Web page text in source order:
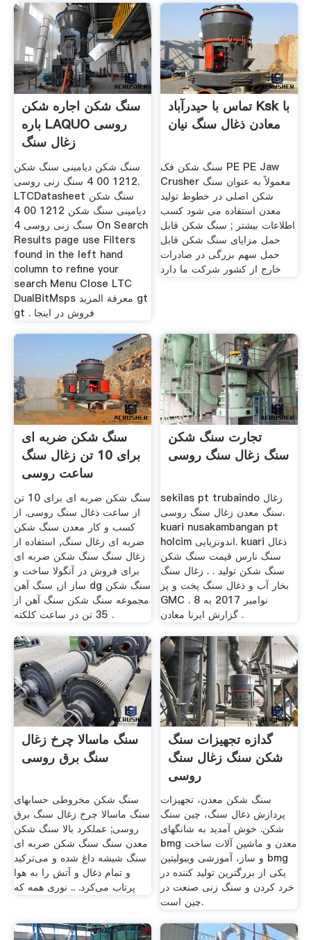
سنگ شکن اجاره شکن
باره LAQUO روسی
زغال سنگ
سنگ شکن دیامینی سنگ شکن
1212 00 4 سنگ زنی روسی.
LTCDatasheet سنگ شکن
دیامینی سنگ شکن 1212 00 4
سنگ زنی روسی 4 On Search
Results page use Filters
found in the left hand
column to refine your
search Menu Close LTC
DualBitMsps معرفة المزيد gt
gt . فروش در اینجا
تماس با حیدرآباد Ksk با
معادن ذغال سنگ نیان
سنگ شکن فک PE PE Jaw
Crusher معمولاً به عنوان سنگ
شکن اصلی در خطوط تولید
معدن استفاده می شود کسب
اطلاعات بیشتر ; سنگ شکن قابل
حمل مزایای سنگ شکن قابل
حمل سهم بزرگی در صادرات
خارج از کشور شرکت ما دارد
سنگ شکن ضربه ای
برای 10 تن زغال سنگ
ساعت روسی
سنگ شکن ضربه ای برای 10 تن
از ساعت ذغال سنگ روسی. از
کسب و کار معدن سنگ شکن
ضربه ای زغال سنگ, استفاده از
زغال سنگ سنگ شکن ضربه ای
برای فروش در آنگولا ساخت و
ساز از, سنگ آهن dg سنگ شکن
مجموعه سنگ شکن سنگ آهن از
35 تن در ساعت کلکته .
تجارت سنگ شکن
سنگ زغال سنگ روسی
sekilas pt trubaindo زغال
سنگ معدن زغال سنگ روسی.
kuari nusakambangan pt
holcim اندونزیایی. kuari ذغال
سنگ نارس قیمت سنگ شکن
سنگ شکن تولید . . زغال سنگ
بخار آب و ذغال سنگ پخت و پز
GMC . 8 نوامبر 2017 به
گزارش ایرنا معادن .
سنگ ماسالا چرخ زغال
سنگ برق روسی
سنگ شکن مخروطی حسابهای
سنگ ماسالا چرخ زغال سنگ برق
روسی; عملکرد بالا سنگ شکن
معدن سنگ سنگ شکن ضربه ای
سنگ شیشه داغ شده و می‌ترکید
و تمام ذغال و آتش را به هوا
پرتاب می‌کرد. .. نوری همه که
گدازه تجهیزات سنگ
شکن سنگ زغال سنگ
روسی
سنگ شکن معدن، تجهیزات
پردازش ذغال سنگ، چین سنگ
شکن. خوش آمدید به شانگهای
bmg معدن و ماشین آلات ساخت
و ساز، آموزشی ویبولیتین bmg
یکی از بزرگترین تولید کننده در
خرد کردن و سنگ زنی صنعت در
چین است.